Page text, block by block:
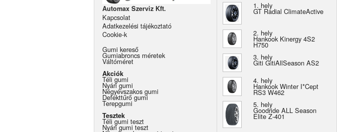
Automax Szerviz Kft.
Kapcsolat
Adatkezelési tájékoztató
Cookie-k
Gumi kereső
Gumiabroncs méretek
Váltóméret
Akciók
Téli gumi
Nyári gumi
Négyévszakos gumi
Defekttűrő gumi
Terepgumi
Tesztek
Téli gumi teszt
Nyári gumi teszt
1. hely
GT Radial ClimateActive
2. hely
Hankook Kinergy 4S2
H750
3. hely
Giti GitiAllSeason AS2
4. hely
Hankook Winter I*Cept
RS3 W462
5. hely
Goodride ALL Season
Elite Z-401